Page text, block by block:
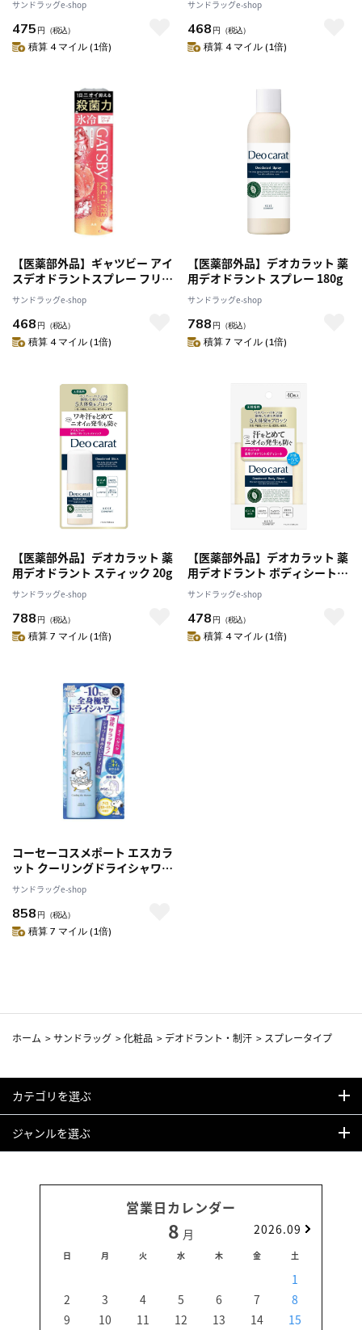
サンドラッグe-shop
475 円 （税込）
積算 4 マイル (1倍)
サンドラッグe-shop
468 円 （税込）
積算 4 マイル (1倍)
【医薬部外品】ギャツビー アイ
スデオドラントスプレー フリー
ズピーチ 135g
サンドラッグe-shop
468 円 （税込）
積算 4 マイル (1倍)
【医薬部外品】デオカラット 薬
用デオドラント スプレー 180g
サンドラッグe-shop
788 円 （税込）
積算 7 マイル (1倍)
【医薬部外品】デオカラット 薬
用デオドラント スティック 20g
サンドラッグe-shop
788 円 （税込）
積算 7 マイル (1倍)
【医薬部外品】デオカラット 薬
用デオドラント ボディシート
40枚入
サンドラッグe-shop
478 円 （税込）
積算 4 マイル (1倍)
コーセーコスメポート エスカラ
ット クーリングドライシャワー
80g
サンドラッグe-shop
858 円 （税込）
積算 7 マイル (1倍)
ホーム >サンドラッグ >化粧品 > デオドラント・制汗 > スプレータイプ
カテゴリを選ぶ
ジャンルを選ぶ
営業日カレンダー
8 月 2026.09
日 月 火 水 木 金 土
1
2
3 4 5 6 7
8
9
10 11 12 13 14
15